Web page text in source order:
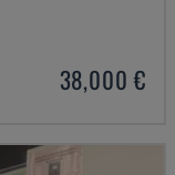
38,000 €